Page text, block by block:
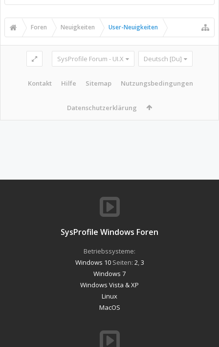
Foren Neuigkeiten User-Neuigkeiten
SysProfile Forum - UI.X Deutsch [Du]
Kontakt Hilfe Sitemap Nutzungsbedingungen
Datenschutzerklärung
SysProfile Windows Foren
Betriebssysteme:
Windows 10Seiten: 2 3
Windows 7
Windows Vista & XP
Linux
MacOS